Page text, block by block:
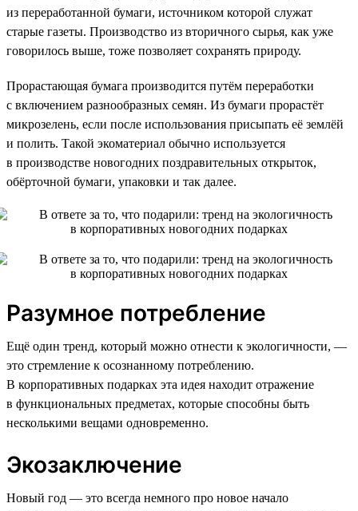
из переработанной бумаги, источником которой служат
старые газеты. Производство из вторичного сырья, как уже
говорилось выше, тоже позволяет сохранять природу.
Прорастающая бумага производится путём переработки
с включением разнообразных семян. Из бумаги прорастёт
микрозелень, если после использования присыпать её землёй
и полить. Такой экоматериал обычно используется
в производстве новогодних поздравительных открыток,
обёрточной бумаги, упаковки и так далее.
Разумное потребление
Ещё один тренд, который можно отнести к экологичности, —
это стремление к осознанному потреблению.
В корпоративных подарках эта идея находит отражение
в функциональных предметах, которые способны быть
несколькими вещами одновременно.
Экозаключение
Новый год — это всегда немного про новое начало